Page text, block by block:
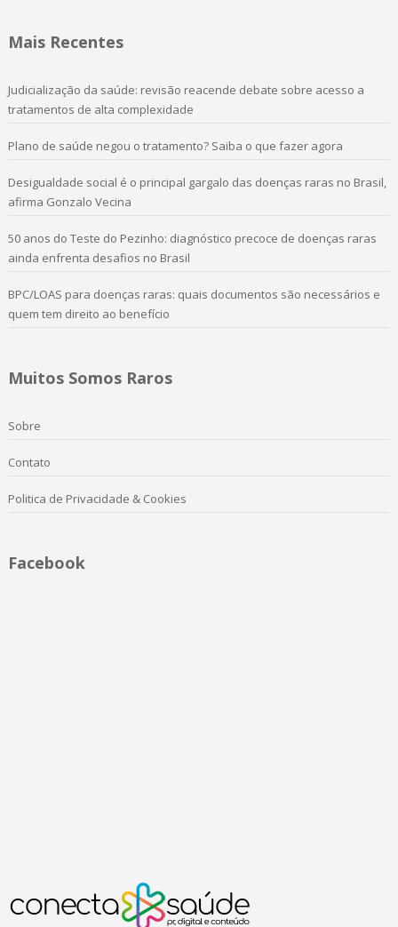
Mais Recentes
Judicialização da saúde: revisão reacende debate sobre acesso a
tratamentos de alta complexidade
Plano de saúde negou o tratamento? Saiba o que fazer agora
Desigualdade social é o principal gargalo das doenças raras no Brasil,
afirma Gonzalo Vecina
50 anos do Teste do Pezinho: diagnóstico precoce de doenças raras
ainda enfrenta desafios no Brasil
BPC/LOAS para doenças raras: quais documentos são necessários e
quem tem direito ao benefício
Muitos Somos Raros
Sobre
Contato
Politica de Privacidade & Cookies
Facebook